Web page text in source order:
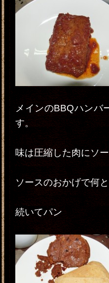
メインのBBQハンバ
す。
味は圧縮した肉にソ
ソースのおかげで何
続いてパン